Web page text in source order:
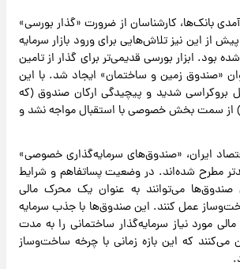
بانک‌ها، کارشناسان از ضرورت «گذار بورسی»
از این نیز تلاش‌هایی برای ورود بازار سرمایه
بود. ابزار بورسی قدیمی‌تر برای گذار از تامین
«صندوق زمین و ساختمان» ایجاد شد. با این
بروکراسی شدید و پیچیدگی ارکان صندوق (که
مورد بود) از سمت بخش خصوصی با استقبال مواجه نشد و
ایران، «صندوق‌های سرمایه‌گذاری خصوصی»
مطرح شده‌اند. در وضعیت پساتفاهم و شرایط
می‌توانند به عنوان یک محرک مالی
عمل کنند. این صندوق‌ها با جذب سرمایه
مالی مورد نیاز سرمایه‌گذار ساختمانی را به مدت
تامین می‌کنند که این بازه زمانی با چرخه ساخت‌وساز